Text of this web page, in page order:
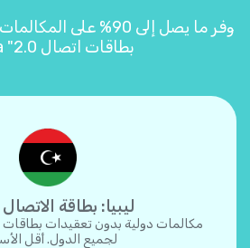
وفر ما يصل إلى 90% على
بطاقات اتصال Yolla "2.0"
ليبيا: بطاقة الاتصال
مكالمات دولية بدون تعقيدات بطاقات
لجميع الدول. أقل